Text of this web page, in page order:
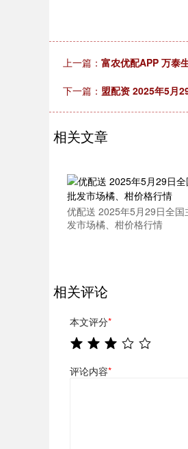
上一篇： 富农优配APP 万泰
下一篇： 盟配资 2025年5月
相关文章
优配送 2025年5月29日全国
发市场橘、柑价格行情
相关评论
本文评分*
评论内容*